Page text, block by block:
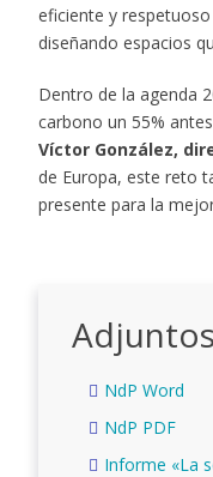
eficiente y
diseñando espacios
Dentro de la agenda
carbono un 55%
Víctor González,
de Europa, este reto
presente para la
Adjuntos
NdP Word
NdP PDF
Informe «La